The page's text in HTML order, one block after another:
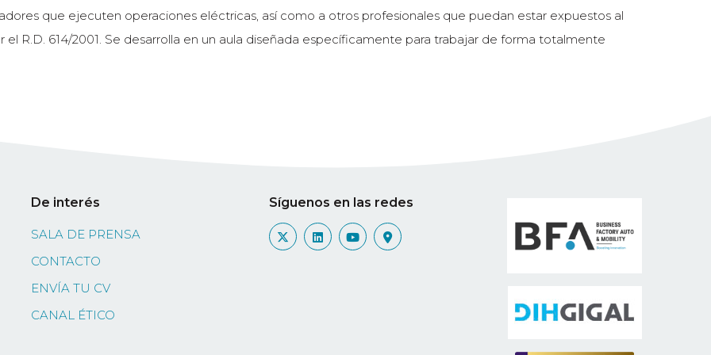
que ejecuten operaciones eléctricas, así como a otros profesionales que puedan estar expuestos al
R.D. 614/2001. Se desarrolla en un aula diseñada específicamente para trabajar de forma totalmente
De interés
SALA DE PRENSA
CONTACTO
ENVÍA TU CV
CANAL ÉTICO
Síguenos en las redes